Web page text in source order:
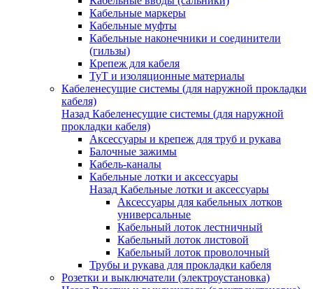
Кабельные маркеры
Кабельные муфты
Кабельные наконечники и соединители
(гильзы)
Крепеж для кабеля
ТуТ и изоляционные материалы
Кабеленесущие системы (для наружной прокладки
кабеля)
Назад Кабеленесущие системы (для наружной
прокладки кабеля)
Аксессуары и крепеж для труб и рукава
Балочные зажимы
Кабель-каналы
Кабельные лотки и аксессуары
Назад Кабельные лотки и аксессуары
Аксессуары для кабельных лотков
универсальные
Кабельный лоток лестничный
Кабельный лоток листовой
Кабельный лоток проволочный
Трубы и рукава для прокладки кабеля
Розетки и выключатели (электроустановка)